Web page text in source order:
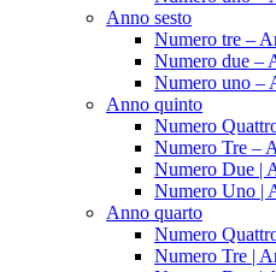
Anno sesto
Numero tre –
Numero due –
Numero uno –
Anno quinto
Numero
Numero Tre –
Numero Due |
Numero Uno |
Anno quarto
Numero
Numero Tre |